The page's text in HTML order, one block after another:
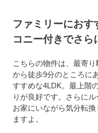
ファミリーにおす
コニー付きでさら
こちらの物件は、最寄
から徒歩9分のところに
すすめな4LDK。最上階
りが良好です。さらに
お家にいながら気分転
ますよ。